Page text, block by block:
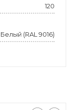
120
Белый (RAL 9016)